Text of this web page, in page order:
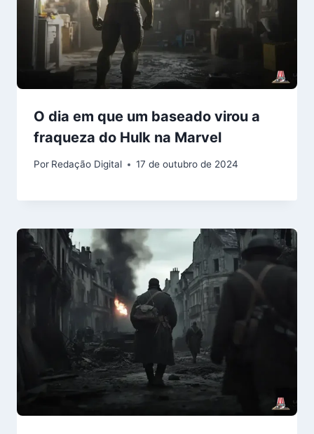
O dia em que um baseado virou a
fraqueza do Hulk na Marvel
Por Redação Digital 17 de outubro de 2024